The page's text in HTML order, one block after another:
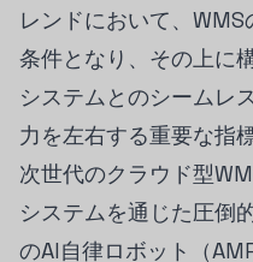
レンドにおいて、
条件となり、その上に
システムとのシームレ
力を左右する重要な指
次世代のクラウド型
システムを通じた圧倒
のAI自律ロボット（